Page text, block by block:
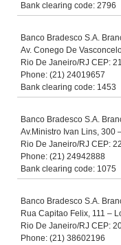
Bank clearing code: 2796
Banco Bradesco S.A.
Av. Conego De
Rio De Janeiro/RJ CEP:
Phone: (21) 24019657
Bank clearing code: 1453
Banco Bradesco S.A.
Av.Ministro Ivan Lins, 300
Rio De Janeiro/RJ CEP:
Phone: (21) 24942888
Bank clearing code: 1075
Banco Bradesco S.A.
Rua Capitao Felix, 111 –
Rio De Janeiro/RJ CEP:
Phone: (21) 38602196